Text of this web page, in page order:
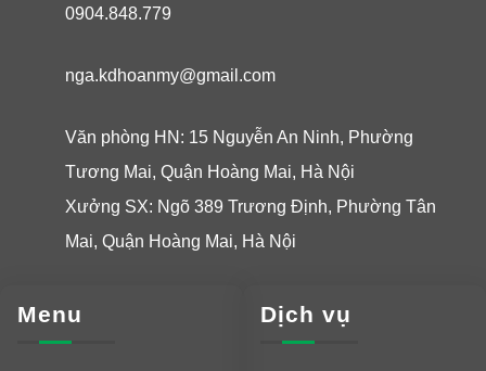
0904.848.779
nga.kdhoanmy@gmail.com
Văn phòng HN: 15 Nguyễn An Ninh, Phường
Tương Mai, Quận Hoàng Mai, Hà Nội
Xưởng SX: Ngõ 389 Trương Định, Phường Tân
Mai, Quận Hoàng Mai, Hà Nội
Menu Dịch vụ